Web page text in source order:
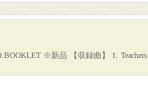
※新品 【収録曲】 1. Teachers